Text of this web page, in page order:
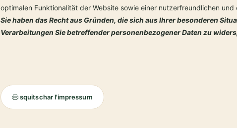
optimalen Funktionalität der Website sowie einer nutzerfreundlichen
Sie haben das Recht aus Gründen, die sich aus Ihrer besonderen
Verarbeitungen Sie betreffender personenbezogener Daten zu
squitschar l'impressum